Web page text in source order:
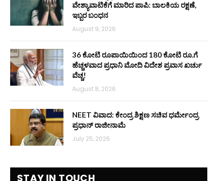
ವೇಶ್ಯಾವಾಟಿಕೆಗೆ ಮಾರಿದ ಪಾಪಿ: ಬಾಲಕಿಯ ರಕ್ಷಣೆ,
ಇಬ್ಬರ ಬಂಧನ
August 9, 2026
36 ಕೋಟಿ ರೂಪಾಯಿಯಿಂದ 180 ಕೋಟಿ ರೂ.ಗೆ
ಹೆಚ್ಚಳವಾದ ಪ್ರಧಾನಿ ಮೋದಿ ವಿದೇಶ ಪ್ರವಾಸ ಖರ್ಚು
ವೆಚ್ಚ!
August 8, 2026
NEET ವಿವಾದ: ಕೇಂದ್ರ ಶಿಕ್ಷಣ ಸಚಿವ ಧರ್ಮೇಂದ್ರ
ಪ್ರಧಾನ್ ರಾಜೀನಾಮೆ
July 25, 2026
STAY IN TOUCH